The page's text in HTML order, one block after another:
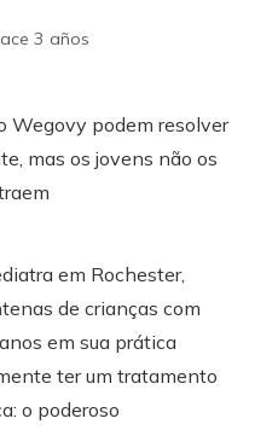
3 años
em Rochester,
de crianças com
em sua prática
ter um tratamento
o poderoso